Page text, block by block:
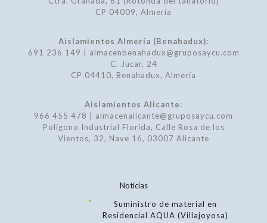
CP 04009, Almería
Aislamientos Almería (Benahadux):
691 236 149 | almacenbenahadux@gruposaycu.com
C. Jucar, 24
CP 04410, Benahadux, Almería
Aislamientos Alicante:
966 455 478 | almacenalicante@gruposaycu.com
Polígono Industrial Florida, Calle Rosa de los
Vientos, 32, Nave 16, 03007 Alicante
Noticias
Suministro de material en
Residencial AQUA (Villajoyosa)